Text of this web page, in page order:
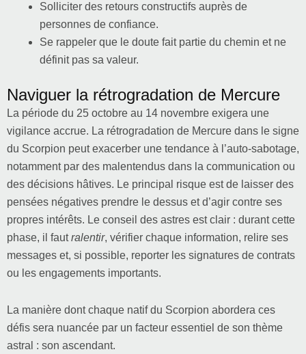
Solliciter des retours constructifs auprès de
personnes de confiance.
Se rappeler que le doute fait partie du chemin et ne
définit pas sa valeur.
Naviguer la rétrogradation de Mercure
La période du 25 octobre au 14 novembre exigera une
vigilance accrue. La rétrogradation de Mercure dans le signe
du Scorpion peut exacerber une tendance à l’auto-sabotage,
notamment par des malentendus dans la communication ou
des décisions hâtives. Le principal risque est de laisser des
pensées négatives prendre le dessus et d’agir contre ses
propres intérêts. Le conseil des astres est clair : durant cette
phase, il fautralentir, vérifier chaque information, relire ses
messages et, si possible, reporter les signatures de contrats
ou les engagements importants.
La manière dont chaque natif du Scorpion abordera ces
défis sera nuancée par un facteur essentiel de son thème
astral : son ascendant.